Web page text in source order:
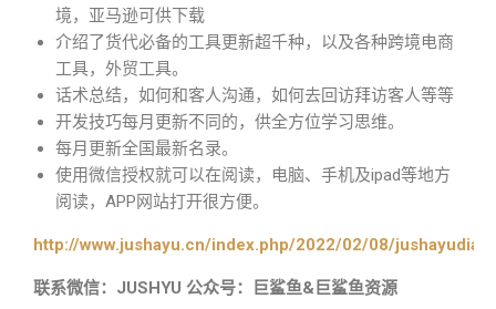
境，亚马逊可供下载
介绍了货代必备的工具更新超千种，以及各种跨境电商
工具，外贸工具。
话术总结，如何和客人沟通，如何去回访拜访客人等等
开发技巧每月更新不同的，供全方位学习思维。
每月更新全国最新名录。
使用微信授权就可以在阅读，电脑、手机及ipad等地方
阅读，APP网站打开很方便。
http://www.jushayu.cn/index.php/2022/02/08/
联系微信：JUSHYU 公众号：巨鲨鱼&巨鲨鱼资源